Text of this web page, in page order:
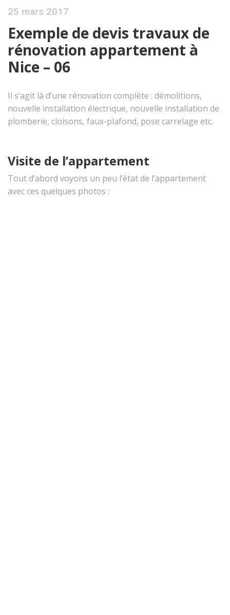
25 mars 2017
Exemple de devis travaux de
rénovation appartement à
Nice – 06
Il s’agit là d’une rénovation complète : démolitions,
nouvelle installation électrique, nouvelle installation de
plomberie, cloisons, faux-plafond, pose carrelage etc.
Visite de l’appartement
Tout d’abord voyons un peu l’état de l’appartement
avec ces quelques photos :